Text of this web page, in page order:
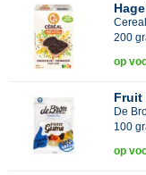
Cereal
200
op
Fruit
De
100
op